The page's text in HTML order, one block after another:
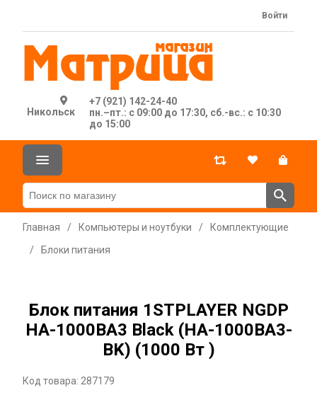
Никольск
+7 (921) 142-24-40
пн.–пт.: с 09:00 до 17:30, сб.-вс.: с 10:30
до 15:00
Войти
Главная / Компьютеры и ноутбуки /
Комплектующие
/
Блоки питания
Блок питания 1STPLAYER NGDP
HA-1000BA3 Black (HA-1000BA3-
BK) (1000 Вт )
Код товара: 287179